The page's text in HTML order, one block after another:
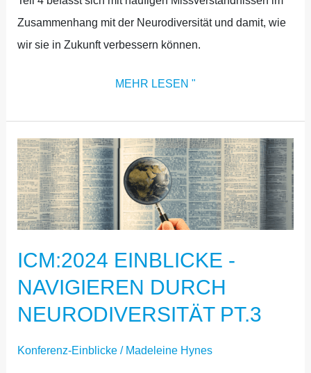
Zusammenhang mit der Neurodiversität und damit, wie
wir sie in Zukunft verbessern können.
MEHR LESEN "
ICM:2024 EINBLICKE -
NAVIGIEREN DURCH
NEURODIVERSITÄT PT.3
Konferenz-Einblicke/ Madeleine Hynes
ICM:2024
EINBLICKE
NAVIGIEREN
NEURODIVERSITÄT
PT.3